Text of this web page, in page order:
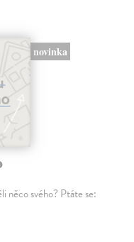
novinka
něco svého? Ptáte se: